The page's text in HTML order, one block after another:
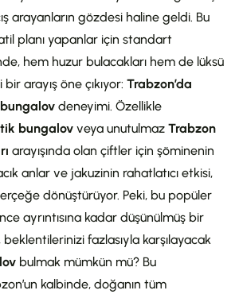
arayanların gözdesi haline geldi. Bu
planı yapanlar için standart
hem huzur bulacakları hem de lüksü
arayış öne çıkıyor: Trabzon’da
deneyimi. Özellikle
bungalov veya unutulmaz Trabzon
arayışında olan çiftler için şöminenin
anlar ve jakuzinin rahatlatıcı etkisi,
dönüştürüyor. Peki, bu popüler
ayrıntısına kadar düşünülmüş bir
fazlasıyla karşılayacak
bulmak mümkün mü? Bu
kalbinde, doğanın tüm